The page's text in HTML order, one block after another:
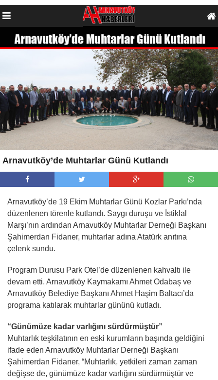
Arnavutköy’de Muhtarlar Günü Kutlandı
Arnavutköy’de 19 Ekim Muhtarlar Günü Kozlar Parkı’nda
düzenlenen törenle kutlandı. Saygı duruşu ve İstiklal
Marşı’nın ardından Arnavutköy Muhtarlar Derneği Başkanı
Şahimerdan Fidaner, muhtarlar adına Atatürk anıtına
çelenk sundu.
Program Durusu Park Otel’de düzenlenen kahvaltı ile
devam etti. Arnavutköy Kaymakamı Ahmet Odabaş ve
Arnavutköy Belediye Başkanı Ahmet Haşim Baltacı’da
programa katılarak muhtarlar gününü kutladı.
“Günümüze kadar varlığını sürdürmüştür”
Muhtarlık teşkilatının en eski kurumların başında geldiğini
ifade eden Arnavutköy Muhtarlar Derneği Başkanı
Şahimerdan Fidaner, “Muhtarlık, yetkileri zaman zaman
değişse de, günümüze kadar varlığını sürdürmüştür ve